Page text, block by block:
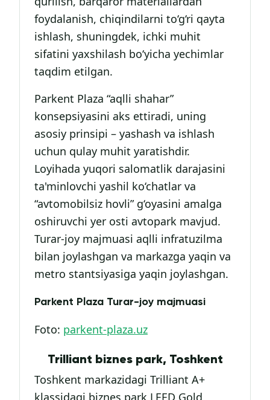
foydalanish, chiqindilarni to‘g‘ri qayta
ishlash, shuningdek, ichki muhit
sifatini yaxshilash bo‘yicha yechimlar
taqdim etilgan.
Parkent Plaza “aqlli shahar”
konsepsiyasini aks ettiradi, uning
asosiy prinsipi – yashash va ishlash
uchun qulay muhit yaratishdir.
Loyihada yuqori salomatlik darajasini
ta'minlovchi yashil ko‘chatlar va
“avtomobilsiz hovli” g‘oyasini amalga
oshiruvchi yer osti avtopark mavjud.
Turar-joy majmuasi aqlli infratuzilma
bilan joylashgan va markazga yaqin va
metro stantsiyasiga yaqin joylashgan.
Parkent Plaza Turar-joy majmuasi
Foto: parkent-plaza.uz
Trilliant biznes park, Toshkent
Toshkent markazidagi Trilliant A+
klassidagi biznes park LEED Gold